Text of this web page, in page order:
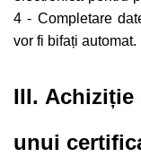
4 - Completare
vor fi bifați automat.
III. Achiziție
unui